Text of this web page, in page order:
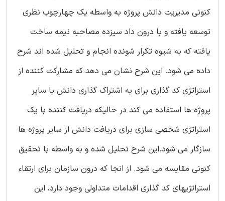
کنونی مدیریت دانش پروژه به واسطه یک چهارچوب نظری
توسعه یافته و با درون داد سیزده مصاحبه نیمه ساخت
یافته که به شیوه تکرار شونده انجام و تحلیل شده اند شرح
داده می شود. این شرح نشان می دهد که مشارکت کننده از
استراتژی کد گذاری برای به اشتراک گذاری دانش با سایر
پروژه ها استفاده می کند در حالیکه دریافت کننده با یک
استراتژی شخصی سازی برای دریافت دانش از سایر پروژه ها
سازگار می شود.این شرح تحلیل شده و به واسطه با تحقیق
کنونی مقایسه می شود. از انجا که درون سازمان برای ارتقاء
استراتژیهای کد گذاری اقدامات متداولی وجود دارد، این